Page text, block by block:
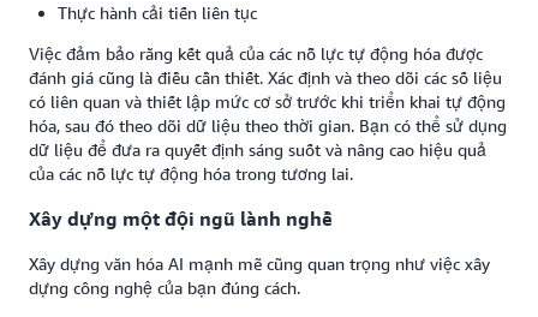
Thực hành cải tiến liên tục
Việc đảm bảo rằng kết quả của các nỗ lực tự động hóa được
đánh giá cũng là điều cần thiết. Xác định và theo dõi các số liệu
có liên quan và thiết lập mức cơ sở trước khi triển khai tự động
hóa, sau đó theo dõi dữ liệu theo thời gian. Bạn có thể sử dụng
dữ liệu để đưa ra quyết định sáng suốt và nâng cao hiệu quả
của các nỗ lực tự động hóa trong tương lai.
Xây dựng một đội ngũ lành nghề
Xây dựng văn hóa AI mạnh mẽ cũng quan trọng như việc xây
dựng công nghệ của bạn đúng cách.